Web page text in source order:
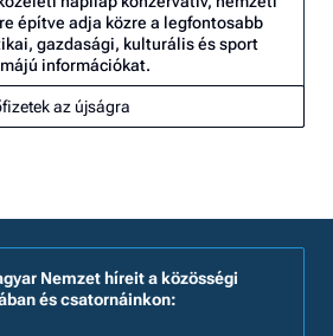
építve adja közre a legfontosabb
gazdasági, kulturális és sport
információkat.
az újságra
Nemzet híreit a közösségi
és csatornáinkon: